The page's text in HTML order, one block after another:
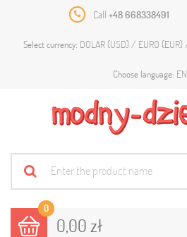
Call +48 668338491
Select currency: DOLAR (USD) EURO (EUR)
Choose language: EN
0
0,00 zł